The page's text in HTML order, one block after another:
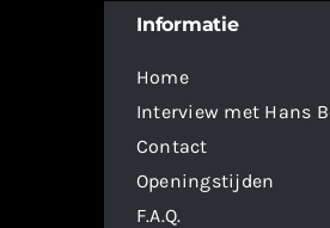
Informatie
Home
Interview met Hans
Contact
Openingstijden
F.A.Q.